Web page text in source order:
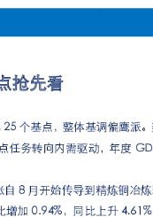
且较预期的98.09万吨增
量增速开始下滑，需求面
，跌破止损，支撑位在
矿陆续到货，TC继续回
仅小幅回落。 技术上
直未能有效缓解。逢支
量仅宁夏地区产量下降
计底部盘整，下方支撑位
情况。 【螺纹钢】宏观
号，支撑螺纹价格。另
近期套保盘入场量有所